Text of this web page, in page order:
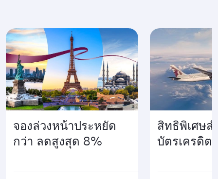
จองล่วงหน้าประหยัด
กว่า ลดสูงสุด 8%
สิทธิพิเศษส
บัตรเครดิต